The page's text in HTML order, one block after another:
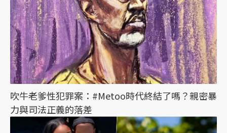
吹牛老爹性犯罪案：#Metoo時代終結了嗎？親密暴
力與司法正義的落差